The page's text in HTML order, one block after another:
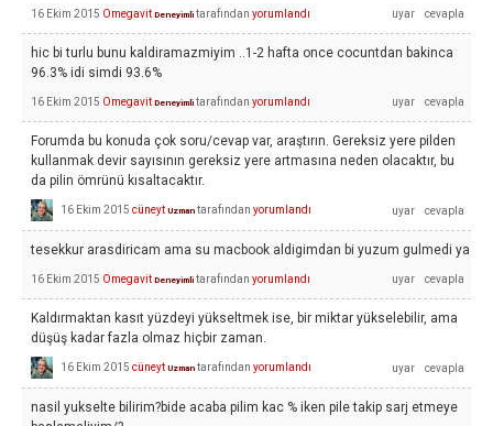
16 Ekim 2015 Omegavit Deneyimli tarafından yorumlandı
hic bi turlu bunu kaldiramazmiyim ..1-2 hafta once cocuntdan bakinca
96.3% idi simdi 93.6%
16 Ekim 2015 Omegavit Deneyimli tarafından yorumlandı
Forumda bu konuda çok soru/cevap var, araştırın. Gereksiz yere pilden
kullanmak devir sayısının gereksiz yere artmasına neden olacaktır, bu
da pilin ömrünü kısaltacaktır.
16 Ekim 2015 cüneyt Uzman tarafından yorumlandı
tesekkur arasdiricam ama su macbook aldigimdan bi yuzum gulmedi ya
16 Ekim 2015 Omegavit Deneyimli tarafından yorumlandı
Kaldırmaktan kasıt yüzdeyi yükseltmek ise, bir miktar yükselebilir, ama
düşüş kadar fazla olmaz hiçbir zaman.
16 Ekim 2015 cüneyt Uzman tarafından yorumlandı
nasil yukselte bilirim?bide acaba pilim kac % iken pile takip sarj etmeye